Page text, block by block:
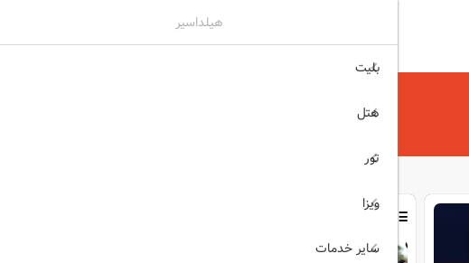
سایر مطالب
هیلداسیر
بلیت
هتل
تور
ویزا
سایر خدمات